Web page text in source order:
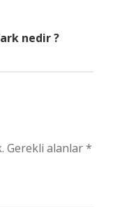
nedir ?
Gerekli alanlar*